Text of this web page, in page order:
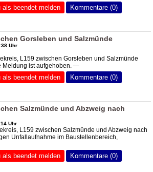
als beendet melden Kommentare (0)
Gorsleben und Salzmünde
Uhr
L159 zwischen Gorsleben und Salzmünde
Meldung ist aufgehoben. —
als beendet melden Kommentare (0)
Salzmünde und Abzweig nach
Uhr
L159 zwischen Salzmünde und Abzweig nach
Unfallaufnahme im Baustellenbereich,
als beendet melden Kommentare (0)